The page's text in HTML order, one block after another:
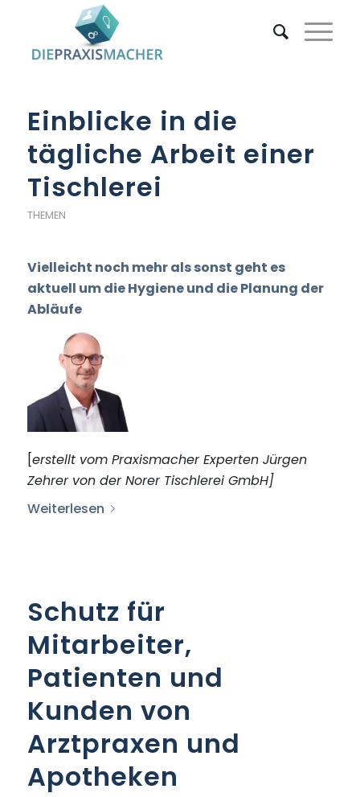
Einblicke in die
tägliche Arbeit einer
Tischlerei
THEMEN
Vielleicht noch mehr als sonst geht es
aktuell um die Hygiene und die Planung der
Abläufe
[erstellt vom PraxismacherExperten Jürgen
Zehrer von der Norer Tischlerei GmbH]
Weiterlesen
Schutz für
Mitarbeiter,
Patienten und
Kunden von
Arztpraxen und
Apotheken